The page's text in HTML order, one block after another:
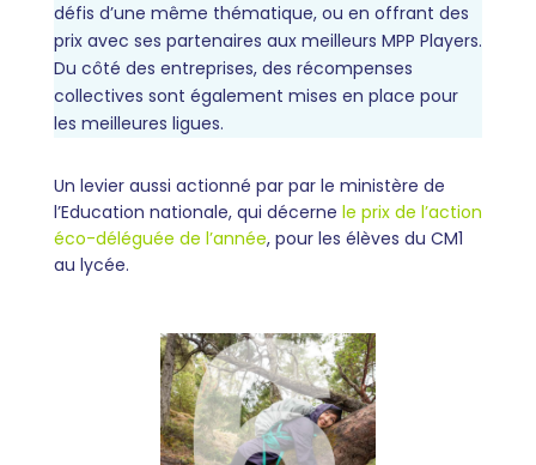
défis d’une même thématique, ou en offrant des
prix avec ses partenaires aux meilleurs MPP Players.
Du côté des entreprises, des récompenses
collectives sont également mises en place pour
les meilleures ligues.
Un levier aussi actionné par par le ministère de
l’Education nationale, qui décerne le prix de l’action
éco-déléguée de l’année, pour les élèves du CM1
au lycée.